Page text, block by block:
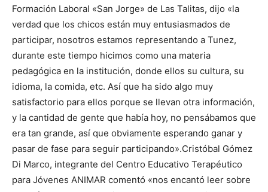
Formación Laboral «San Jorge» de Las Talitas, dijo «la
verdad que los chicos están muy entusiasmados de
participar, nosotros estamos representando a Tunez,
durante este tiempo hicimos como una materia
pedagógica en la institución, donde ellos su cultura, su
idioma, la comida, etc. Así que ha sido algo muy
satisfactorio para ellos porque se llevan otra información,
y la cantidad de gente que había hoy, no pensábamos que
era tan grande, así que obviamente esperando ganar y
pasar de fase para seguir participando».Cristóbal Gómez
Di Marco, integrante del Centro Educativo Terapéutico
para Jóvenes ANIMAR comentó «nos encantó leer sobre